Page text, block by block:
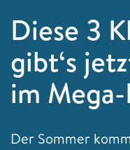
Diese 3
gibt‘s
im
Der Sommer